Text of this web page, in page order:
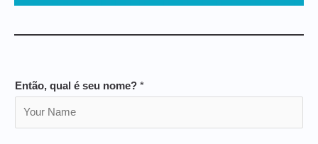
Então, qual é seu nome? *